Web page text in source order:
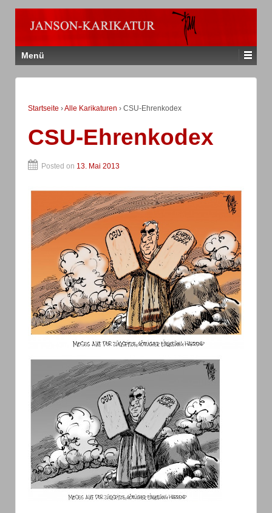
Menü
Startseite ›Alle Karikaturen › CSU-Ehrenkodex
CSU-Ehrenkodex
Posted on 13. Mai 2013